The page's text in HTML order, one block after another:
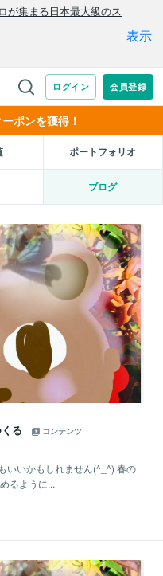
ポンを獲得！
ポートフォリオ
ブログ
る
コンテンツ
いいかもしれません(^_^) 春の
るように...